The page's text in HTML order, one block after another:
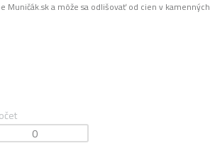
Muničák.sk a môže sa odlišovať od cien v kamenných